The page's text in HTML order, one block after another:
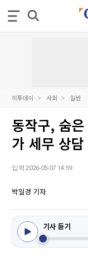
이투데이 사회 일반
동작구, 숨
가 세무 상담
입력 2026-05-07 14:59
박일경 기자
기사 듣기